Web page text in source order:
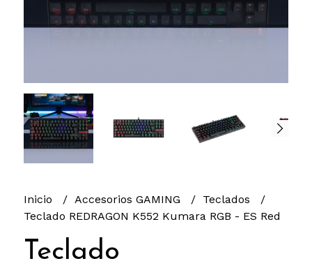
Inicio Accesorios GAMING
Teclados
Teclado REDRAGON K552 Kumara RGB - ES Red
Teclado